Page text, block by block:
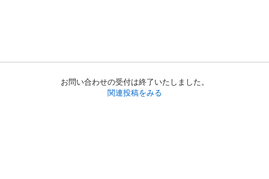
お問い合わせの受付は終了いたしました。
関連投稿をみる